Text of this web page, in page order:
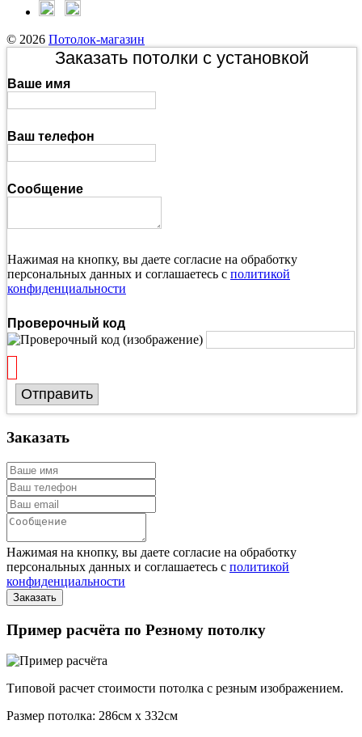
© 2026 Потолок-магазин
Заказать потолки с установкой
Ваше имя
Ваш телефон
Сообщение
Нажимая на кнопку, вы даете согласие на обработку
персональных данных и соглашаетесь с политикой
конфиденциальности
Проверочный код
Отправить
Заказать
Нажимая на кнопку, вы даете согласие на обработку
персональных данных и соглашаетесь с политикой
конфиденциальности
Пример расчёта по Резному потолку
Типовой расчет стоимости потолка с резным изображением.
Размер потолка: 286см x 332см